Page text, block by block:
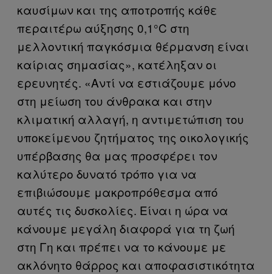
καυσίμων και της αποτροπής κάθε
περαιτέρω αύξησης 0,1°C στη
μελλοντική παγκόσμια θέρμανση είναι
καίριας σημασίας», κατέληξαν οι
ερευνητές. «Αντί να εστιάζουμε μόνο
στη μείωση του άνθρακα και στην
κλιματική αλλαγή, η αντιμετώπιση του
υποκείμενου ζητήματος της οικολογικής
υπέρβασης θα μας προσφέρει τον
καλύτερο δυνατό τρόπο για να
επιβιώσουμε μακροπρόθεσμα από
αυτές τις δυσκολίες. Είναι η ώρα να
κάνουμε μεγάλη διαφορά για τη ζωή
στη Γη και πρέπει να το κάνουμε με
ακλόνητο θάρρος και αποφασιστικότητα